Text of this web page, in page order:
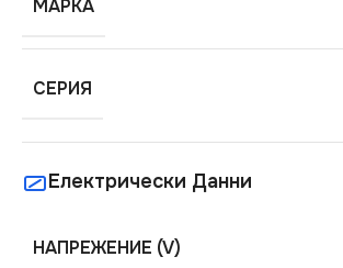
МАРКА
СЕРИЯ
Електрически Данни
НАПРЕЖЕНИЕ (V)